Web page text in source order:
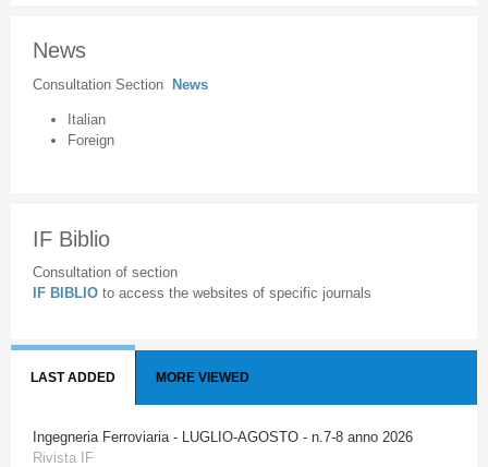
News
Consultation Section News
Italian
Foreign
IF Biblio
Consultation of section
IF BIBLIO to access the websites of specific journals
LAST ADDED MORE VIEWED
Ingegneria Ferroviaria - LUGLIO-AGOSTO - n.7-8 anno 2026
Rivista IF